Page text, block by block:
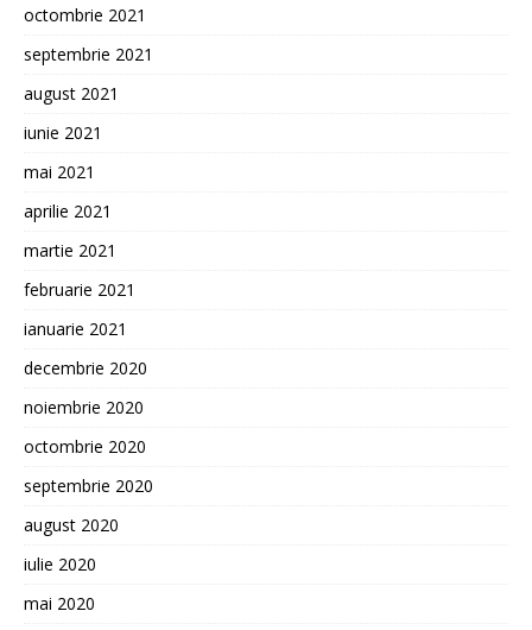
octombrie 2021
septembrie 2021
august 2021
iunie 2021
mai 2021
aprilie 2021
martie 2021
februarie 2021
ianuarie 2021
decembrie 2020
noiembrie 2020
octombrie 2020
septembrie 2020
august 2020
iulie 2020
mai 2020